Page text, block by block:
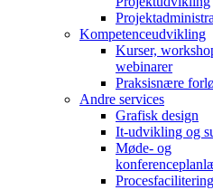
Kompetenceudvikling
Kurser,
webinarer
Praksisnære
Andre services
Grafisk design
It-udvikling og
Møde- og
Procesfacilitering